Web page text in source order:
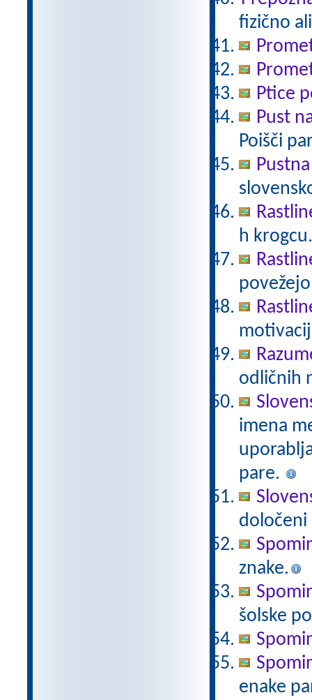
fizično
Ptice
Pust
Poišči
h krogcu.
odličnih
imena
pare.
določeni
znake.
šolske
enake